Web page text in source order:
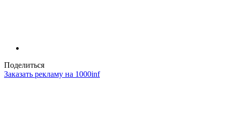
Поделиться
Заказать рекламу на 1000inf